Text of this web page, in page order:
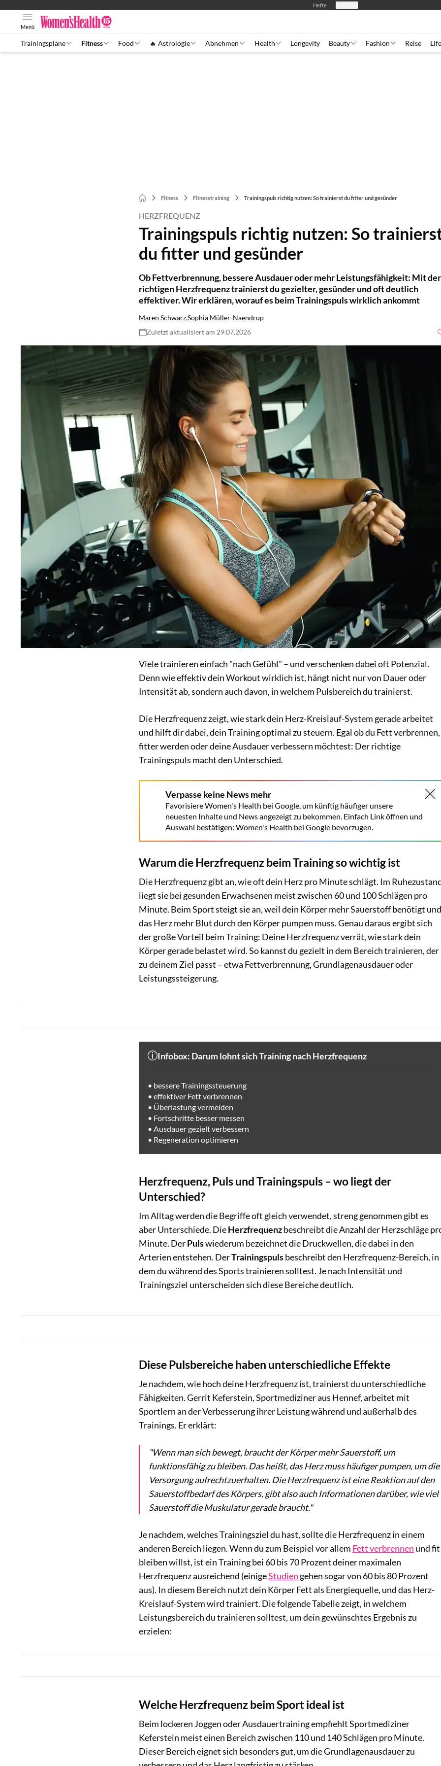
Hefte
Menü
Trainingspläne Fitness Food 🔥 Astrologie Abnehmen Health Longevity Beauty Fashion Reise Life
Fitness Fitnesstraining Trainingspuls richtig nutzen: So trainierst du fitter und gesünder
HERZFREQUENZ
Trainingspuls richtig nutzen: So
du fitter und gesünder
Ob Fettverbrennung, bessere Ausdauer oder mehr Leistungsfähigkeit: Mit der
richtigen Herzfrequenz trainierst du gezielter, gesünder und oft deutlich
effektiver. Wir erklären, worauf es beim Trainingspuls wirklich ankommt
Maren Schwarz,Sophia Müller-Naendrup
Zuletzt aktualisiert am 29.07.2026
Viele trainieren einfach "nach Gefühl" – und verschenken dabei oft Potenzial.
Denn wie effektiv dein Workout wirklich ist, hängt nicht nur von Dauer oder
Intensität ab, sondern auch davon, in welchem Pulsbereich du trainierst.
Die Herzfrequenz zeigt, wie stark dein Herz-Kreislauf-System gerade arbeitet
und hilft dir dabei, dein Training optimal zu steuern. Egal ob du Fett verbrennen,
fitter werden oder deine Ausdauer verbessern möchtest: Der richtige
Trainingspuls macht den Unterschied.
Verpasse keine News mehr
Favorisiere Women's Health bei Google, um künftig häufiger unsere
neuesten Inhalte und News angezeigt zu bekommen. Einfach Link öffnen und
Auswahl bestätigen: Women's Health bei Google bevorzugen.
Warum die Herzfrequenz beim Training so wichtig ist
Die Herzfrequenz gibt an, wie oft dein Herz pro Minute schlägt. Im
liegt sie bei gesunden Erwachsenen meist zwischen 60 und 100 Schlägen pro
Minute. Beim Sport steigt sie an, weil dein Körper mehr Sauerstoff benötigt und
das Herz mehr Blut durch den Körper pumpen muss. Genau daraus ergibt sich
der große Vorteil beim Training: Deine Herzfrequenz verrät, wie stark dein
Körper gerade belastet wird. So kannst du gezielt in dem Bereich trainieren, der
zu deinem Ziel passt – etwa Fettverbrennung, Grundlagenausdauer oder
Leistungssteigerung.
Infobox: Darum lohnt sich Training nach Herzfrequenz
• bessere Trainingssteuerung
• effektiver Fett verbrennen
• Überlastung vermeiden
• Fortschritte besser messen
• Ausdauer gezielt verbessern
• Regeneration optimieren
Herzfrequenz, Puls und Trainingspuls – wo liegt der
Unterschied?
Im Alltag werden die Begriffe oft gleich verwendet, streng genommen gibt es
aber Unterschiede. DieHerzfrequenzbeschreibt die Anzahl der Herzschläge
Minute. DerPulswiederum bezeichnet die Druckwellen, die dabei in den
Arterien entstehen. DerTrainingspulsbeschreibt den Herzfrequenz-Bereich, in
dem du während des Sports trainieren solltest. Je nach Intensität und
Trainingsziel unterscheiden sich diese Bereiche deutlich.
Diese Pulsbereiche haben unterschiedliche Effekte
Je nachdem, wie hoch deine Herzfrequenz ist, trainierst du unterschiedliche
Fähigkeiten. Gerrit Keferstein, Sportmediziner aus Hennef, arbeitet mit
Sportlern an der Verbesserung ihrer Leistung während und außerhalb des
Trainings. Er erklärt:
"Wenn man sich bewegt, braucht der Körper mehr Sauerstoff, um
funktionsfähig zu bleiben. Das heißt, das Herz muss häufiger pumpen, um die
Versorgung aufrechtzuerhalten. Die Herzfrequenz ist eine Reaktion auf den
Sauerstoffbedarf des Körpers, gibt also auch Informationen darüber, wie viel
Sauerstoff die Muskulatur gerade braucht."
Je nachdem, welches Trainingsziel du hast, sollte die Herzfrequenz in einem
anderen Bereich liegen. Wenn du zum Beispiel vor allem Fett verbrennen und fit
bleiben willst, ist ein Training bei 60 bis 70 Prozent deiner maximalen
Herzfrequenz ausreichend (einigeStudien gehen sogar von 60 bis 80 Prozent
aus). In diesem Bereich nutzt dein Körper Fett als Energiequelle, und das Herz-
Kreislauf-System wird trainiert. Die folgende Tabelle zeigt, in welchem
Leistungsbereich du trainieren solltest, um dein gewünschtes Ergebnis zu
erzielen:
Welche Herzfrequenz beim Sport ideal ist
Beim lockeren Joggen oder Ausdauertraining empfiehlt Sportmediziner
Keferstein meist einen Bereich zwischen 110 und 140 Schlägen pro Minute.
Dieser Bereich eignet sich besonders gut, um die Grundlagenausdauer zu